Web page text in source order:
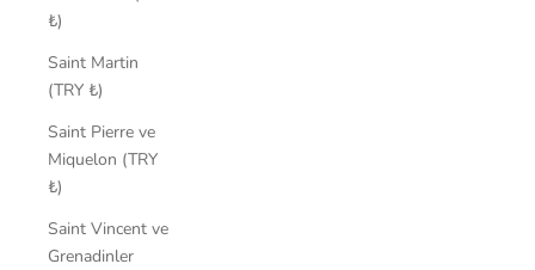
₺)
Saint Martin
(TRY ₺)
Saint Pierre ve
Miquelon (TRY
₺)
Saint Vincent ve
Grenadinler